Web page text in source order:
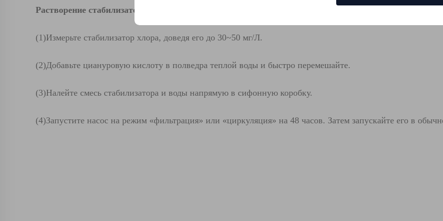
Растворение стабилизатора (циануровой кислоты) методом теплой воды:
(1)Измерьте стабилизатор хлора, доведя его до 30~50 мг/Л.
(2)Добавьте циануровую кислоту в полведра теплой воды и быстро перемешайте.
(3)Налейте смесь стабилизатора и воды напрямую в сифонную коробку.
(4)Запустите насос на режим «фильтрация» или «циркуляция» на 48 часов. Затем запускайте его в